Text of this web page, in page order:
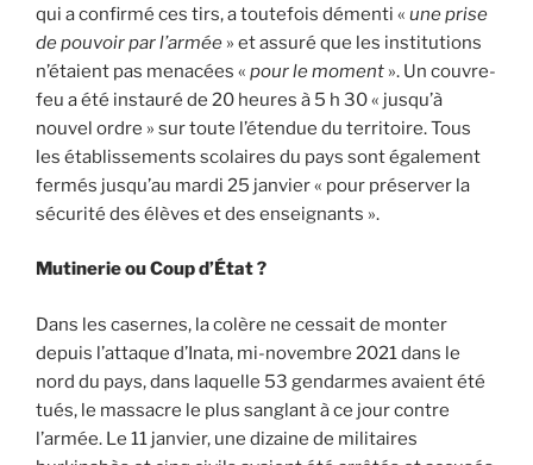
qui a confirmé ces tirs, a toutefois démenti « une prise
de pouvoir par l’armée » et assuré que les institutions
n’étaient pas menacées « pour le moment ». Un couvre-
feu a été instauré de 20 heures à 5 h 30 « jusqu’à
nouvel ordre » sur toute l’étendue du territoire. Tous
les établissements scolaires du pays sont également
fermés jusqu’au mardi 25 janvier « pour préserver la
sécurité des élèves et des enseignants ».
Mutinerie ou Coup d’État ?
Dans les casernes, la colère ne cessait de monter
depuis l’attaque d’Inata, mi-novembre 2021 dans le
nord du pays, dans laquelle 53 gendarmes avaient été
tués, le massacre le plus sanglant à ce jour contre
l’armée. Le 11 janvier, une dizaine de militaires